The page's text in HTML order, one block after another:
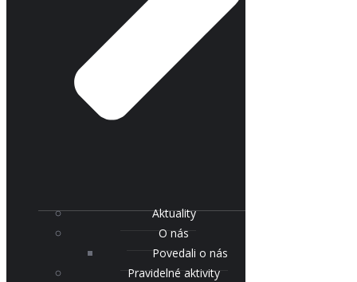
Aktuality
O nás
Povedali o nás
Pravidelné aktivity